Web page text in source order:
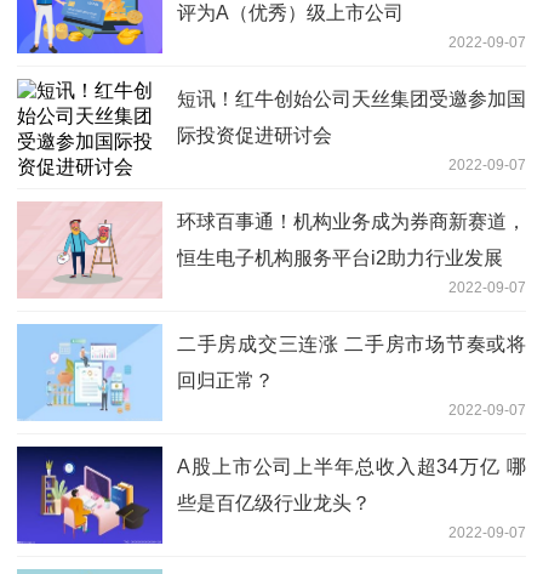
评为A（优秀）级上市公司
2022-09-07
短讯！红牛创始公司天丝集团受邀参加国
际投资促进研讨会
2022-09-07
环球百事通！机构业务成为券商新赛道，
恒生电子机构服务平台i2助力行业发展
2022-09-07
二手房成交三连涨 二手房市场节奏或将
回归正常？
2022-09-07
A股上市公司上半年总收入超34万亿 哪
些是百亿级行业龙头？
2022-09-07